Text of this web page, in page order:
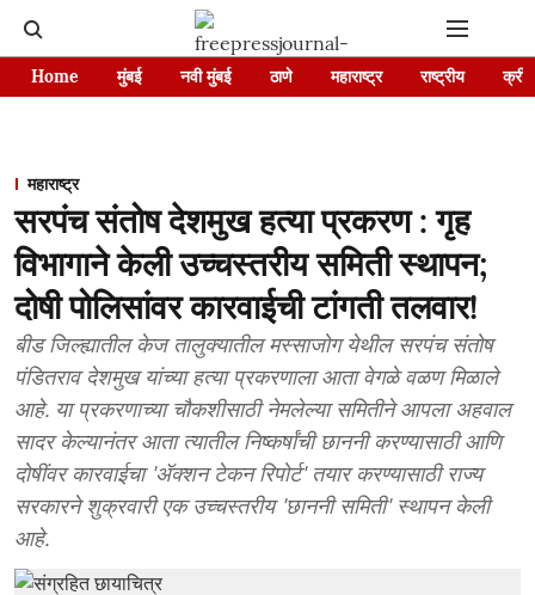
Home मुंबई नवी मुंबई ठाणे महाराष्ट्र राष्ट्रीय
महाराष्ट्र
सरपंच संतोष देशमुख हत्या प्रकरण : गृह
विभागाने केली उच्चस्तरीय समिती स्थापन;
दोषी पोलिसांवर कारवाईची टांगती तलवार!
बीड जिल्ह्यातील केज तालुक्यातील मस्साजोग येथील सरपंच संतोष
पंडितराव देशमुख यांच्या हत्या प्रकरणाला आता वेगळे वळण मिळाले
आहे. या प्रकरणाच्या चौकशीसाठी नेमलेल्या समितीने आपला अहवाल
सादर केल्यानंतर आता त्यातील निष्कर्षांची छाननी करण्यासाठी आणि
दोषींवर कारवाईचा 'ॲक्शन टेकन रिपोर्ट' तयार करण्यासाठी राज्य
सरकारने शुक्रवारी एक उच्चस्तरीय 'छाननी समिती' स्थापन केली
आहे.